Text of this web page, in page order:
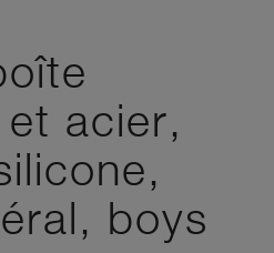
acier,
boys